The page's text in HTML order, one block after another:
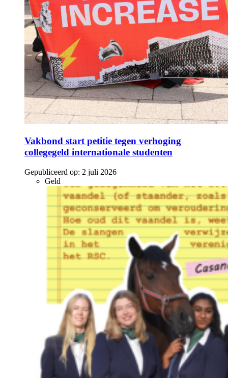
Vakbond start petitie tegen verhoging
collegegeld internationale studenten
Gepubliceerd op: 2 juli 2026
Geld